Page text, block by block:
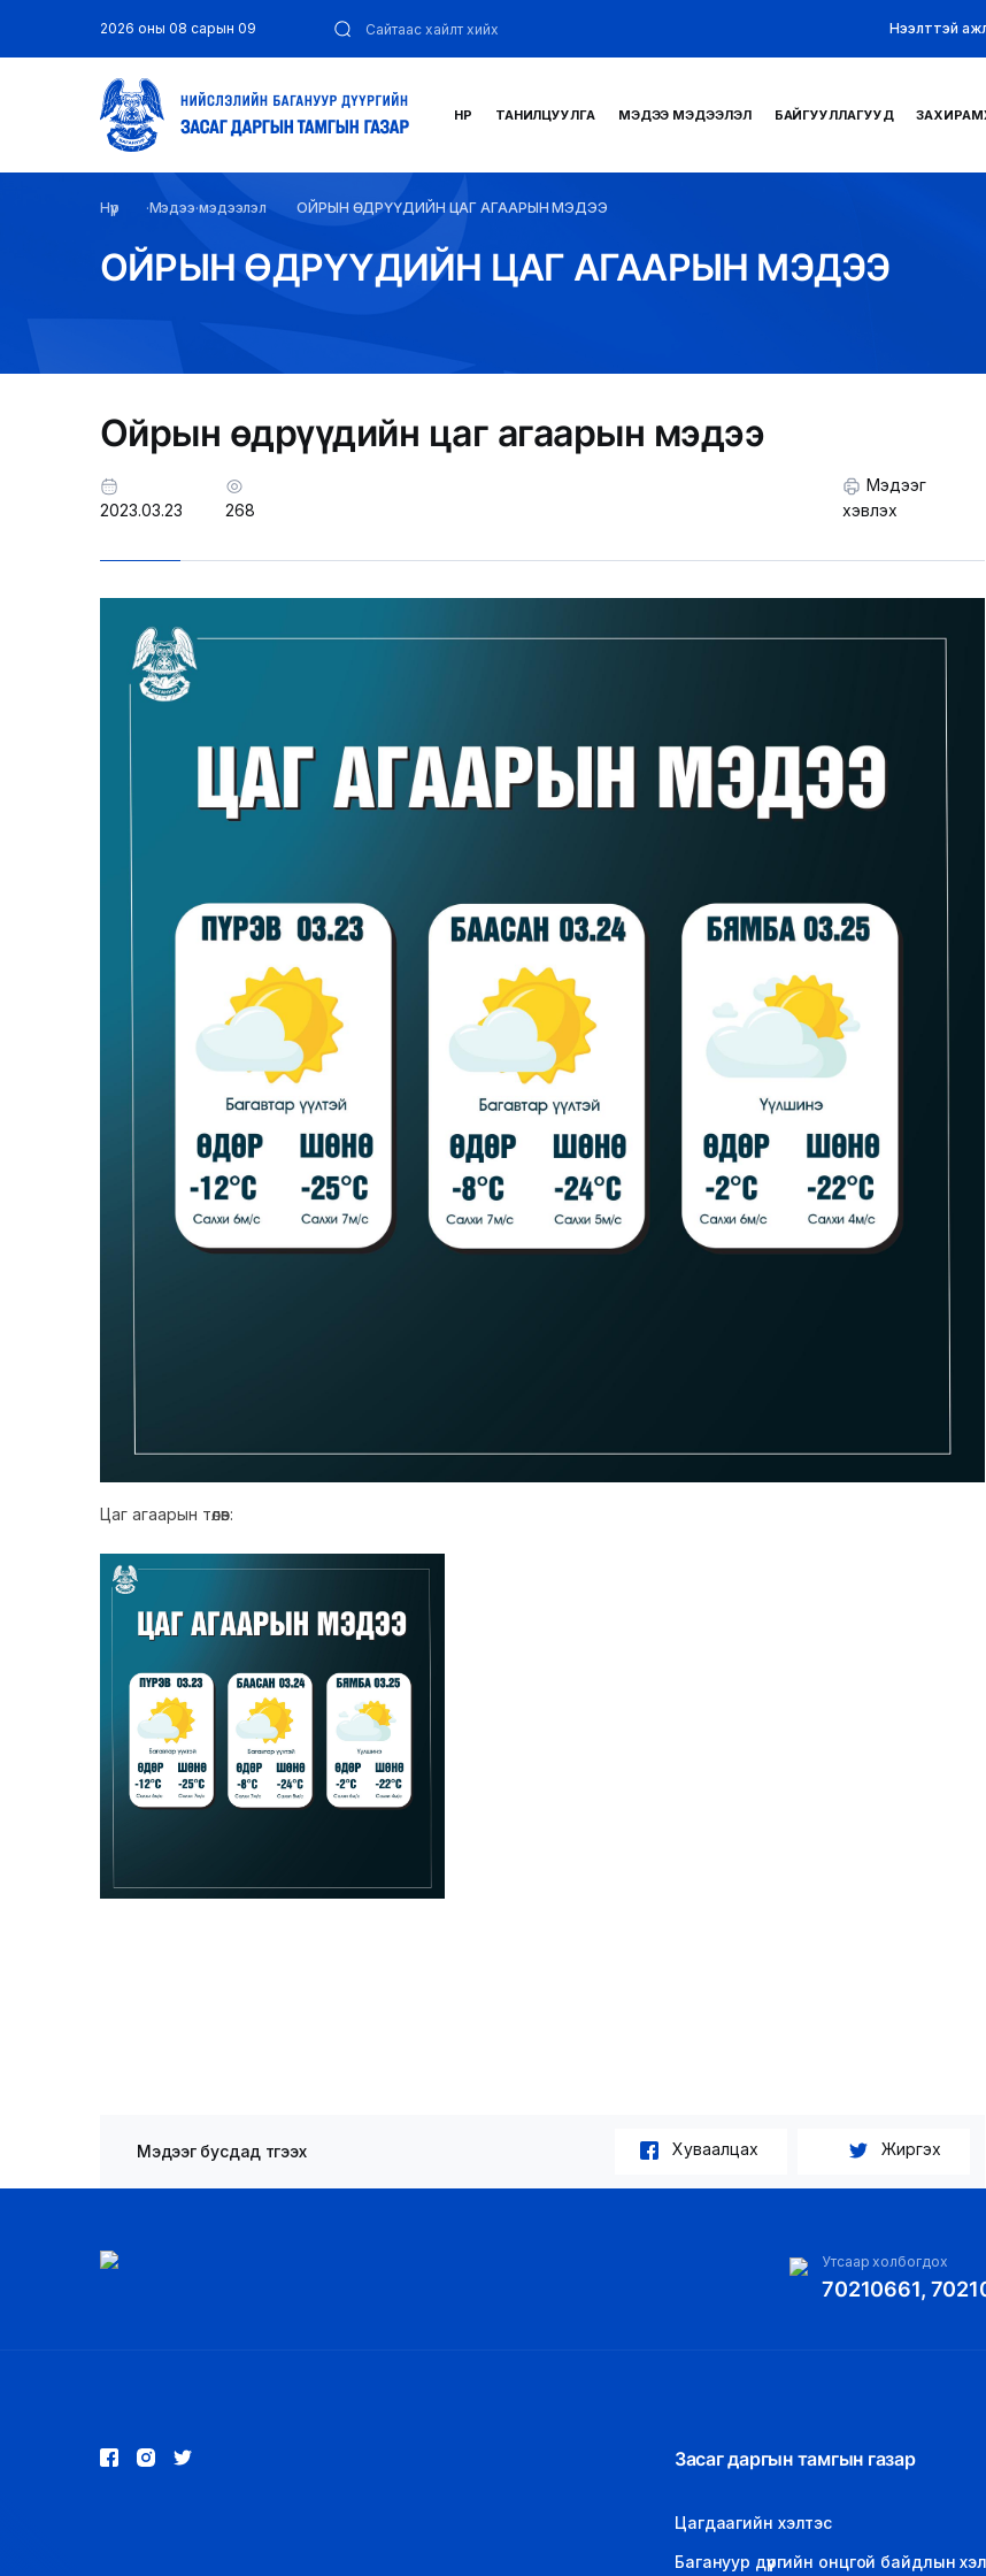
2026 оны 08 сарын 09 Нээлттэй
НҮҮР ТАНИЛЦУУЛГА МЭДЭЭ МЭДЭЭЛЭЛ БАЙГУУЛЛАГУУД
Нүүр Мэдээ мэдээлэл ОЙРЫН ӨДРҮҮДИЙН ЦАГ АГААРЫН МЭДЭЭ
ОЙРЫН ӨДРҮҮДИЙН ЦАГ АГААРЫН МЭДЭЭ
Ойрын өдрүүдийн цаг агаарын мэдээ
2023.03.23 268
Мэдээг
хэвлэх
Цаг агаарын төлөв:
Мэдээг бусдад түгээх Хуваалцах Жиргэх
Утсаар холбогдох
70210661,
Засаг даргын тамгын газар
Цагдаагийн хэлтэс
Багануур дүүргийн онцгой байдлын